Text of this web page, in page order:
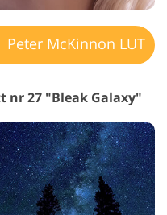
Peter McKinnon LUT
nr 27 "Bleak Galaxy"